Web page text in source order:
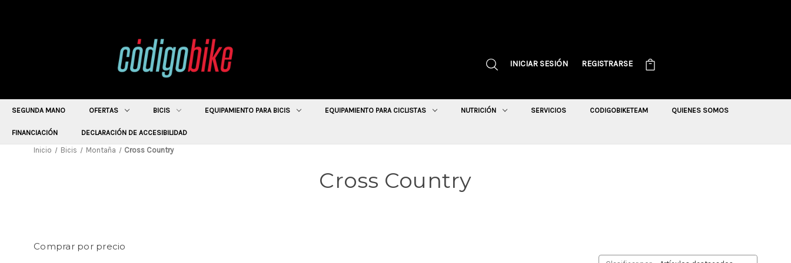
INICIAR SESIÓN REGISTRARSE
SEGUNDA MANO OFERTAS BICIS EQUIPAMIENTO PARA BICIS EQUIPAMIENTO PARA CICLISTAS NUTRICIÓN SERVICIOS CODIGOBIKETEAM QUIENES SOMOS
FINANCIACIÓN DECLARACIÓN DE ACCESIBILIDAD
Inicio Bicis Montaña Cross Country
Cross Country
Comprar por precio